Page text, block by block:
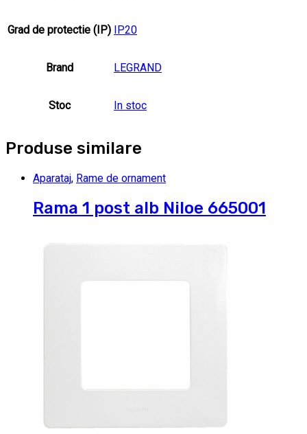
Grad de protectie (IP) IP20
Brand LEGRAND
Stoc In stoc
Produse similare
Aparataj, Rame de ornament
Rama 1 post alb Niloe 665001